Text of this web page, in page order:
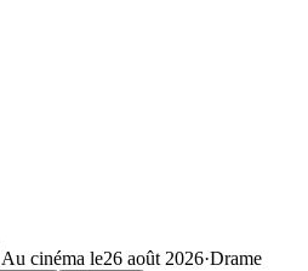
Au cinéma le26 août 2026·Drame